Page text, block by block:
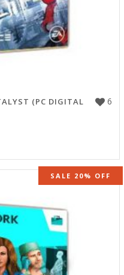
6
(PC DIGITAL
SALE 20% OFF